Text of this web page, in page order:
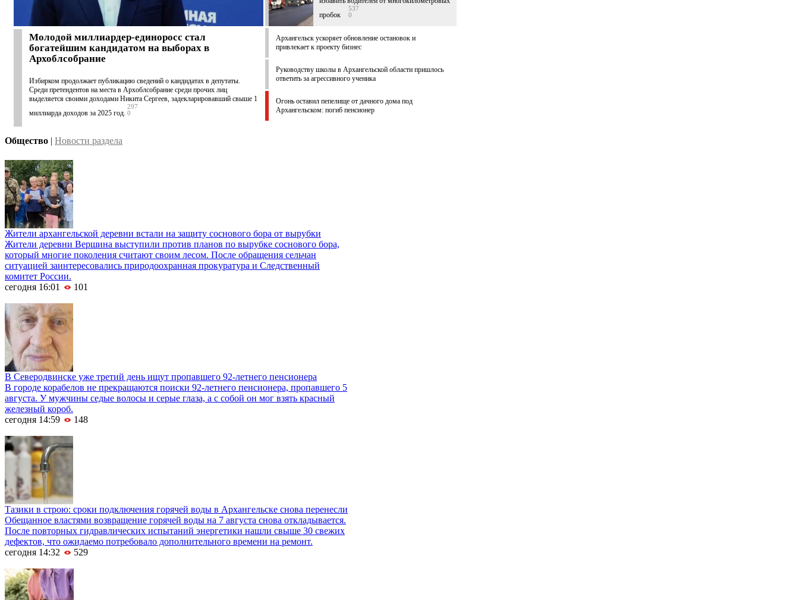
Молодой миллиардер-единоросс стал
богатейшим кандидатом на выборах в
Архоблсобрание
Избирком продолжает публикацию сведений о кандидатах в депутаты.
Среди претендентов на места в Архоблсобрание среди прочих лиц
выделяется своими доходами Никита Сергеев, задекларировавший свыше 1
миллиарда доходов за 2025 год.
297
0
пробок
537
0
Архангельск ускоряет обновление остановок и
привлекает к проекту бизнес
Руководству школы в Архангельской области пришлось
ответить за агрессивного ученика
Огонь оставил пепелище от дачного дома под
Архангельском: погиб пенсионер
Общество | Новости раздела
Жители архангельской деревни встали на защиту соснового бора от вырубки
Жители деревни Вершина выступили против планов по вырубке соснового бора,
который многие поколения считают своим лесом. После обращения сельчан
ситуацией заинтересовались природоохранная прокуратура и Следственный
комитет России.
сегодня 16:01
101
В Северодвинске уже третий день ищут пропавшего 92-летнего пенсионера
В городе корабелов не прекращаются поиски 92-летнего пенсионера, пропавшего 5
августа. У мужчины седые волосы и серые глаза, а с собой он мог взять красный
железный короб.
сегодня 14:59
148
Тазики в строю: сроки подключения горячей воды в Архангельске снова перенесли
Обещанное властями возвращение горячей воды на 7 августа снова откладывается.
После повторных гидравлических испытаний энергетики нашли свыше 30 свежих
дефектов, что ожидаемо потребовало дополнительного времени на ремонт.
сегодня 14:32
529